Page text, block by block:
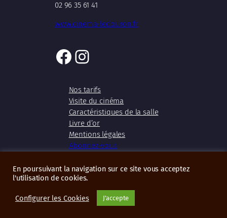
02 96 35 61 41
www.cinema-ledouron.fr
Facebook
Instagram
Nos tarifs
Visite du cinéma
Caractéristiques de la salle
Livre d’or
Mentions légales
Abonnez-vous
Copyright 2026 – Cinéma Le Douron
En poursuivant la navigation sur ce site vous acceptez
l'utilisation de cookies.
Configurer les Cookies J'accepte